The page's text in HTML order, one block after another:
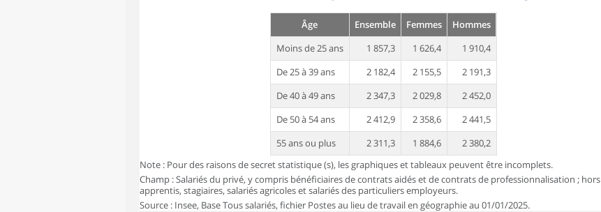
Âge Ensemble Femmes
Hommes
Moins de 25 ans
1 857,3 1 626,4
1 910,4
De 25 à 39 ans
2 182,4 2 155,5
2 191,3
De 40 à 49 ans
2 347,3 2 029,8
2 452,0
De 50 à 54 ans
2 412,9 2 358,6
2 441,5
55 ans ou plus
2 311,3 1 884,6
2 380,2
Note : Pour des raisons de secret statistique (s), les graphiques et tableaux peuvent être incomplets.
Champ : Salariés du privé, y compris bénéficiaires de contrats aidés et de contrats de professionnalisation ; hors
apprentis, stagiaires, salariés agricoles et salariés des particuliers employeurs.
Source : Insee, Base Tous salariés, fichier Postes au lieu de travail en géographie au 01/01/2025.